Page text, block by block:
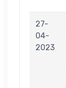
27-
04-
2023